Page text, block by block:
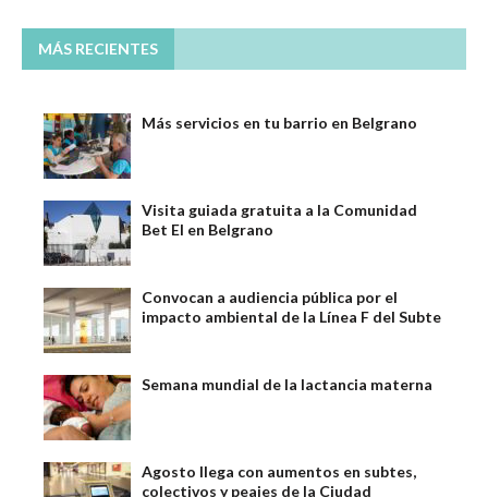
MÁS RECIENTES
Más servicios en tu barrio en Belgrano
Visita guiada gratuita a la Comunidad
Bet El en Belgrano
Convocan a audiencia pública por el
impacto ambiental de la Línea F del Subte
Semana mundial de la lactancia materna
Agosto llega con aumentos en subtes,
colectivos y peajes de la Ciudad